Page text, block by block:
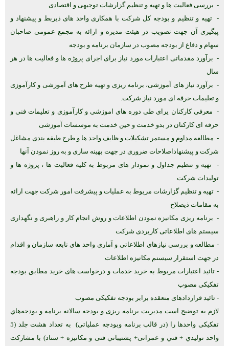
- بررسی فعالیت ها و تهیه و تنظیم گزارشات توجیهی و اقتصادی
- تهیه و تنظیم و بودجه کل شرکت با همکاری واحد های ذیربط و پیشنهاد و
پیگیری آن جهت تصویب در هیئت مدیره و ارائه به مجمع عمومی صاحبان
سهام و دفاع از بودجه مصوب در سازمان برنامه و بودجه
- برآورد مقدماتی اعتبارات مورد نیاز برای اجرای پروژه ها و فعالیت ها در هر
سال
- برآورد نیاز های آموزشی، برنامه ریزی و تهیه طرح های آموزشی و کارآموزی
و تعلیمات حرفه ای مورد نیاز شرکت.
- معرفی کارکنان یرای طی دوره های اموزشی و کارآموزی و تعلیمات فنی و
حرفه ای کارکنان در بدو خدمت و حین خدمت به موسسات آموزشی
- مطالعه مداوم و مستمر تشکیلات و ظایف واحد ها و طرح طبقه بندی مشاغل
شرکت و پیشنهاداصلاحات ضروری در جهت بهینه سازی و به روز نمودن آنها
- تهیه و تنظیم جداول و نمودار های مربوط به کلیه فعالیت ها ، پروژه ها و
تولیدات شرکت
- تهیه و تنظیم گزارشات مریوط به عملیات و پیشرفت امور شرکت جهت ارائه
به مقامات ذیصلاح
- برنامه ریزی مکانیزه نمودن اطلاعات و روش انجام کار و راهبری و نگهداری
سیستم های اطلاعاتی کاربردی شرکت
- مطالعه و بررسی نیازهای اطلاعاتی و آماری واحد های تابعه سازمان و اقدام
در جهت استقرار سیسنم مکانیزه اطلاعات
- تائید اعتبارات مربوط به خرید خدمات و درخواست های خرید مطابق بودجه
تفکیکی مصوب
- تائید قراردادهای منعقده برابر بودجه تفکیکی مصوب
لازم به توضيح است مدیریت برنامه ریزی و بودجه سالانه برنامه و بودجه‌هاي
تفکیکی واحدها را (در قالب برنامه وبودجه عملیاتی) به تعداد هشت جلد (5
واحد توليدي + فني و عمرانی+ پشتيباني فنی و مکانیزه + ستاد) با مشارکت